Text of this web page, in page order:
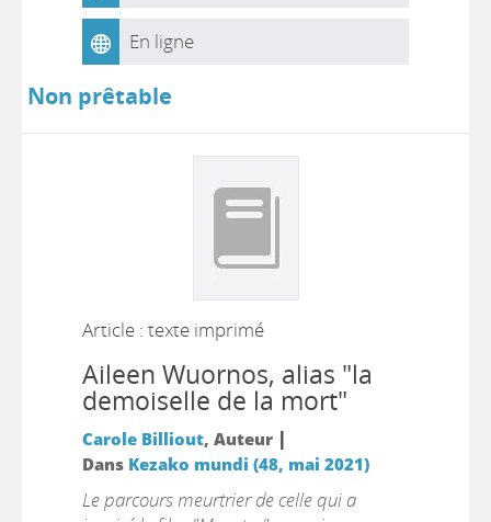
En ligne
Non prêtable
Article : texte imprimé
Aileen Wuornos, alias "la
demoiselle de la mort"
Carole Billiout, Auteur |
Dans Kezako mundi (48, mai 2021)
Le parcours meurtrier de celle qui a